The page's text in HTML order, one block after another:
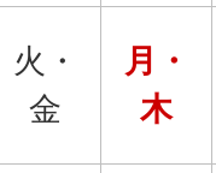
火・
金
月・
木